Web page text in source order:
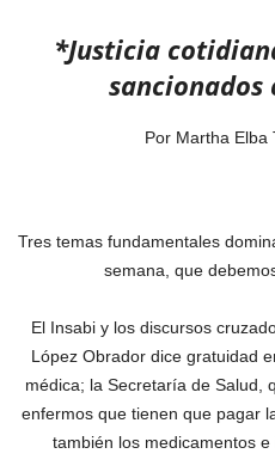
*Justicia
Por Martha Elba
Tres temas fundamentales
semana, que
El Insabi y los discursos
López Obrador dice gratuidad
médica; la Secretaría de Salud,
enfermos que tienen que pagar
también los medicamentos